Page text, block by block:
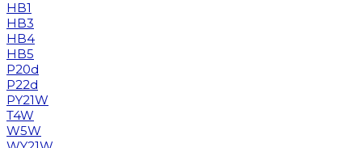
HB1
HB3
HB4
HB5
P20d
P22d
PY21W
T4W
W5W